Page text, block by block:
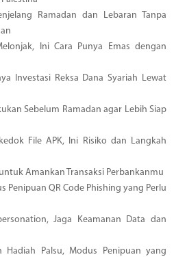
Ramadan dan Lebaran Tanpa
Ini Cara Punya Emas dengan
Investasi Reksa Dana Syariah Lewat
Sebelum Ramadan agar Lebih Siap
File APK, Ini Risiko dan Langkah
Amankan Transaksi Perbankanmu
Penipuan QR Code Phishing yang Perlu
Jaga Keamanan Data dan
Hadiah Palsu, Modus Penipuan yang